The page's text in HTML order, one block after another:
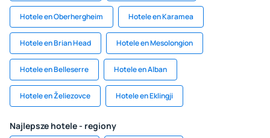
Hotele en Oberhergheim Hotele en Karamea
Hotele en Brian Head Hotele en Mesolongion
Hotele en Belleserre Hotele en Alban
Hotele en Želiezovce Hotele en Eklingji
Najlepsze hotele - regiony